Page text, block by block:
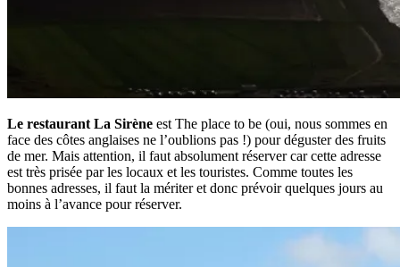
Le restaurant La Sirène est The place to be (oui, nous sommes en
face des côtes anglaises ne l’oublions pas !) pour déguster des fruits
de mer. Mais attention, il faut absolument réserver car cette adresse
est très prisée par les locaux et les touristes. Comme toutes les
bonnes adresses, il faut la mériter et donc prévoir quelques jours au
moins à l’avance pour réserver.